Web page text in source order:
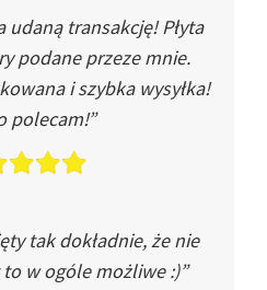
udaną transakcję! Płyta
podane przeze mnie.
i szybka wysyłka!
polecam!”
tak dokładnie, że nie
to w ogóle możliwe :)”